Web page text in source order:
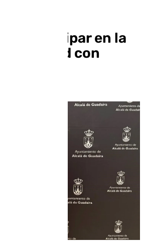
a participar en la
Igualdad con